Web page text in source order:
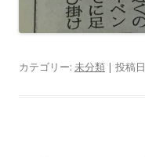
カテゴリー: 未分類 | 投稿